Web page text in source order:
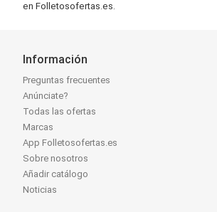
en Folletosofertas.es.
Información
Preguntas frecuentes
Anúnciate?
Todas las ofertas
Marcas
App Folletosofertas.es
Sobre nosotros
Añadir catálogo
Noticias